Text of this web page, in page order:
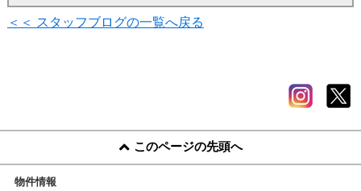
＜＜ スタッフブログの一覧へ戻る
このページの先頭へ
物件情報